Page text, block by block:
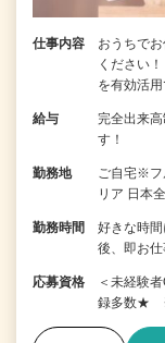
仕事内容
おうちで
ください
を有効活
給与
完全出来
す！
勤務地
ご自宅※フ
リア 日本
勤務時間
好きな時
後、即お
応募資格
＜未経験
録多数★ ※